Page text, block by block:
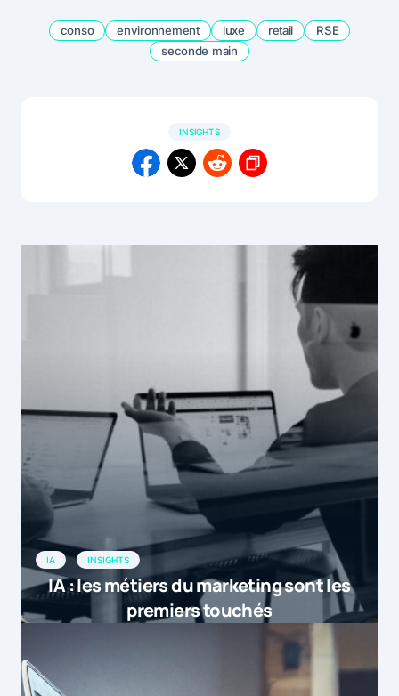
conso environnement luxe retail
RSE
seconde main
INSIGHTS
IA INSIGHTS
IA : les métiers du marketing sont les
premiers touchés